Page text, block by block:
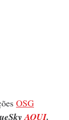
OSG
AQUI.